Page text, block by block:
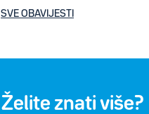
SVE OBAVIJESTI
Želite znati više?